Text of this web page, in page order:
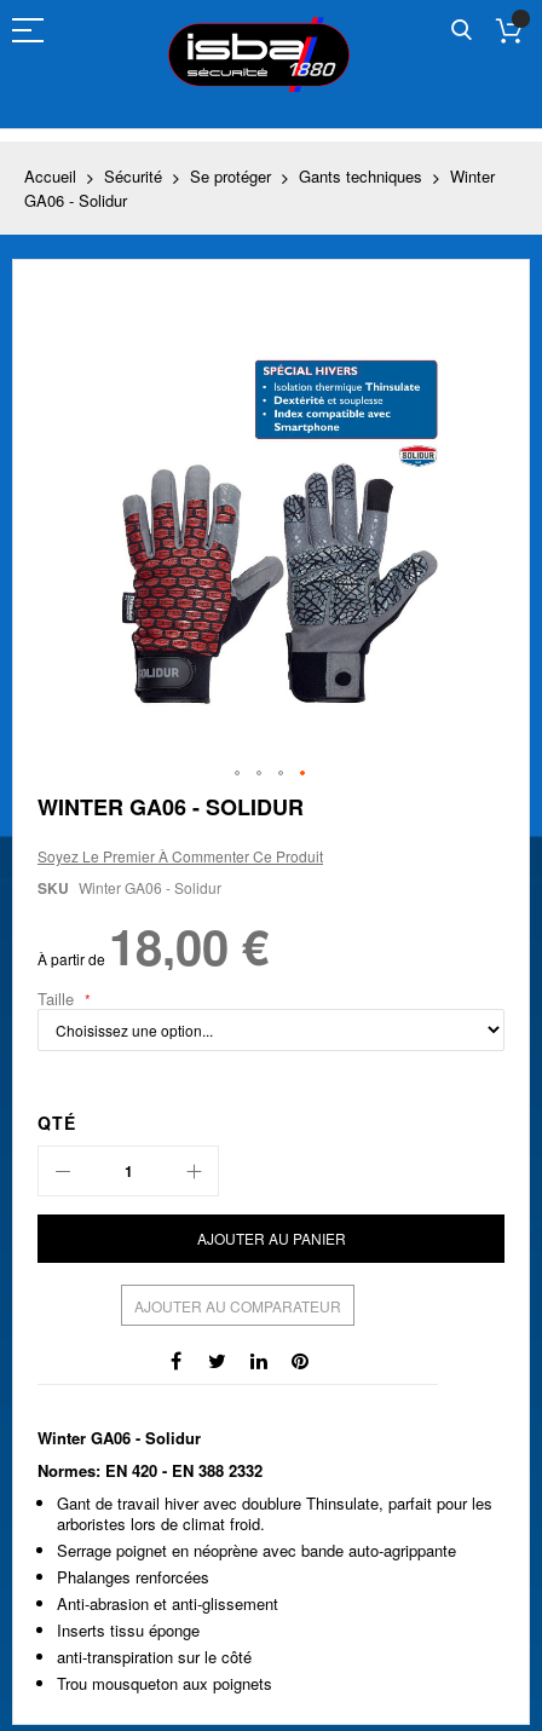
au
contenu
Accueil Sécurité Se protéger Gants techniques
Winter
GA06 - Solidur
Skip
to
beginning
of
WINTER GA06 - SOLIDUR
Soyez Le Premier À Commenter Ce Produit
SKU Winter GA06 - Solidur
À partir de 18,00 €
Taille
QTÉ
AJOUTER AU PANIER
AJOUTER AU COMPARATEUR
Winter GA06 - Solidur
Normes: EN 420 - EN 388 2332
Gant de travail hiver avec doublure Thinsulate, parfait pour les
arboristes lors de climat froid.
Serrage poignet en néoprène avec bande auto-agrippante
Phalanges renforcées
Anti-abrasion et anti-glissement
Inserts tissu éponge
anti-transpiration sur le côté
Trou mousqueton aux poignets